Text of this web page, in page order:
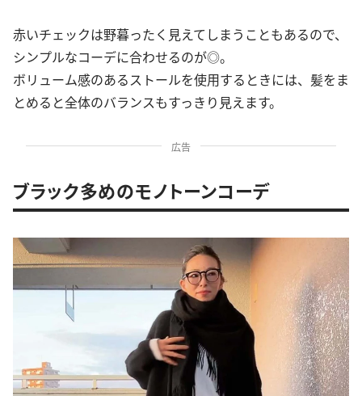
赤いチェックは野暮ったく見えてしまうこともあるので、
シンプルなコーデに合わせるのが◎。
ボリューム感のあるストールを使用するときには、髪をま
とめると全体のバランスもすっきり見えます。
広告
ブラック多めのモノトーンコーデ